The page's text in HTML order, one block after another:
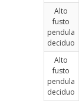
Alto
fusto
pendula
deciduo
Alto
fusto
pendula
deciduo